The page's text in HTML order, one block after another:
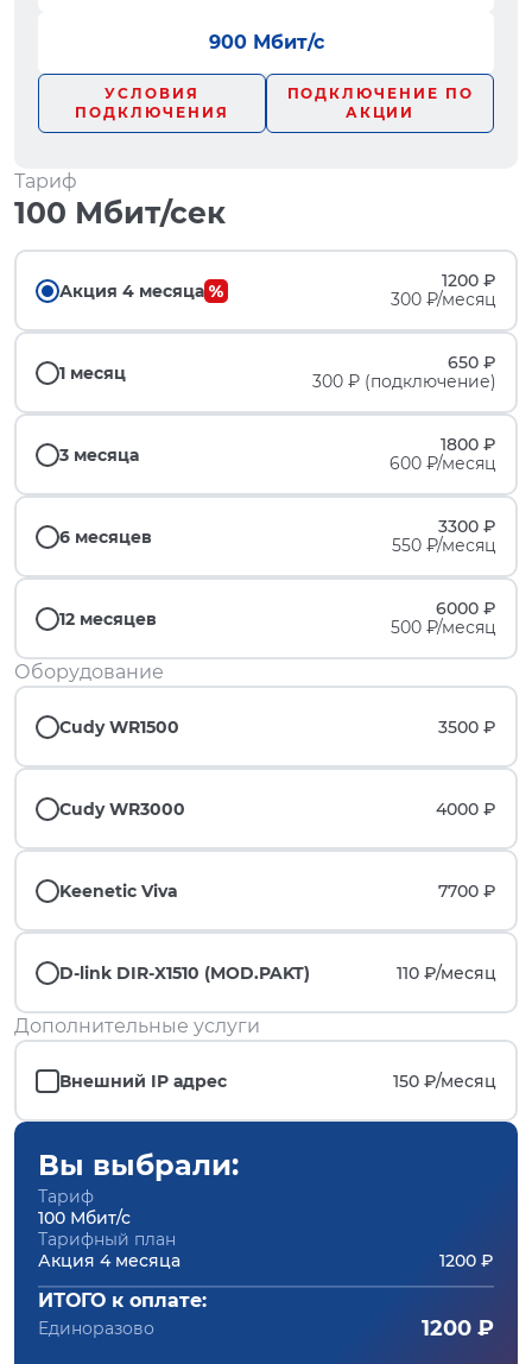
900 Мбит/с
УСЛОВИЯ
ПОДКЛЮЧЕНИЯ
ПОДКЛЮЧЕНИЕ ПО
АКЦИИ
Тариф
100 Мбит/сек
Акция 4 месяца
1200 ₽
300 ₽/месяц
1 месяц
650 ₽
300 ₽ (подключение)
3 месяца
1800 ₽
600 ₽/месяц
6 месяцев
3300 ₽
550 ₽/месяц
12 месяцев
6000 ₽
500 ₽/месяц
Оборудование
Cudy WR1500 3500 ₽
Cudy WR3000 4000 ₽
Keenetic Viva 7700 ₽
D-link DIR-X1510 (MOD.PAKT) 110 ₽/месяц
Дополнительные услуги
Внешний IP адрес 150 ₽/месяц
Вы выбрали:
Тариф
100 Мбит/с
Тарифный план
Акция 4 месяца
1200 ₽
ИТОГО к оплате:
Единоразово 1200 ₽